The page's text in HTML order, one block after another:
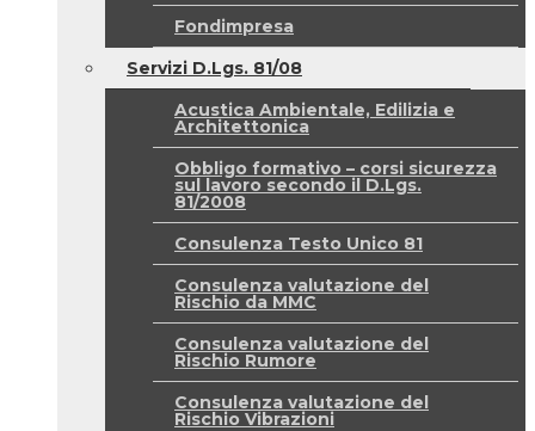
Fondimpresa
Servizi D.Lgs. 81/08
Acustica Ambientale, Edilizia e
Architettonica
Obbligo formativo – corsi sicurezza
sul lavoro secondo il D.Lgs.
81/2008
Consulenza Testo Unico 81
Consulenza valutazione del
Rischio da MMC
Consulenza valutazione del
Rischio Rumore
Consulenza valutazione del
Rischio Vibrazioni